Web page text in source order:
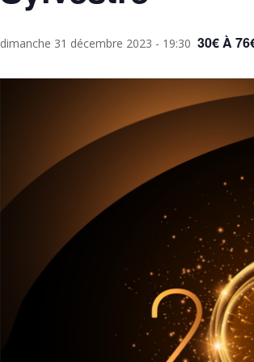
dimanche 31 décembre 2023 - 19:30 30€ À